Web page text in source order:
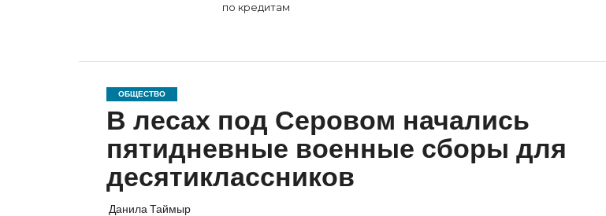
по кредитам
ОБЩЕСТВО
В лесах под Серовом начались
пятидневные военные сборы для
десятиклассников
Данила Таймыр